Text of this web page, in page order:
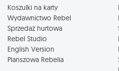
Koszulki na karty
Wydawnictwo Rebel
Sprzedaż hurtowa
Rebel Studio
English Version
Planszowa Rebelia